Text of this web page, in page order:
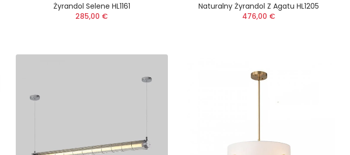
Żyrandol Selene HL1161
285,00 €
Naturalny Żyrandol Z Agatu HL1205
476,00 €